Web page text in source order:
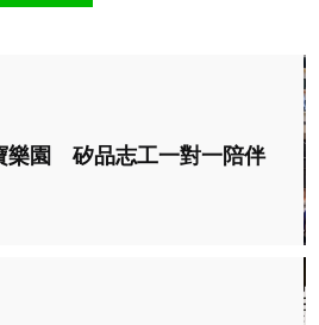
樂園 矽品志工一對一陪伴